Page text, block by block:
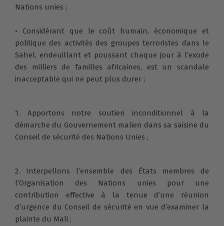
Nations unies ;
• Considérant que le coût humain, économique et
politique des activités des groupes terroristes dans le
Sahel, endeuillant et poussant chaque jour à l’exode
des milliers de familles africaines, est un scandale
inacceptable qui ne peut plus durer ;
1. Apportons notre soutien inconditionnel à la
démarche du Gouvernement malien dans sa saisine du
Conseil de sécurité des Nations Unies ;
2. Interpellons l’ensemble des États membres de
l’Organisation des Nations unies pour une
contribution effective à la tenue d’une réunion
d’urgence du Conseil de sécurité en vue d’examiner la
plainte du Mali ;